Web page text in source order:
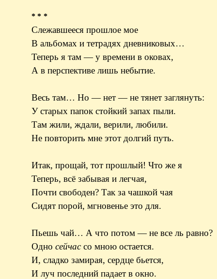
* * *
Слежавшееся прошлое мое
В альбомах и тетрадях дневниковых…
Теперь я там — у времени в оковах,
А в перспективе лишь небытие.
Весь там… Но — нет — не тянет заглянуть:
У старых папок стойкий запах пыли.
Там жили, ждали, верили, любили.
Не повторить мне этот долгий путь.
Итак, прощай, тот прошлый! Что же я
Теперь, всё забывая и легчая,
Почти свободен? Так за чашкой чая
Сидят порой, мгновенье это для.
Пьешь чай… А что потом — не все ль равно?
Одно сейчассо мною остается.
И, сладко замирая, сердце бьется,
И луч последний падает в окно.